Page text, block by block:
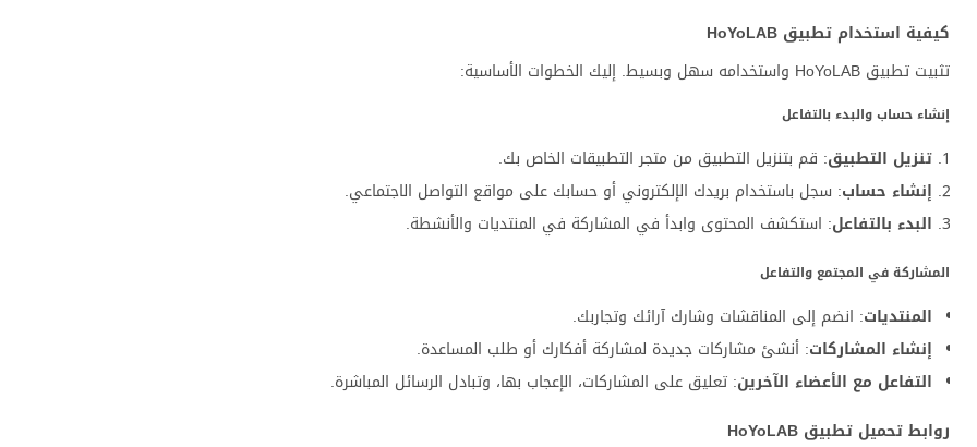
كيفية استخدام تطبيق HoYoLAB
تثبيت تطبيق HoYoLAB واستخدامه سهل وبسيط. إليك الخطوات الأساسية:
إنشاء حساب والبدء بالتفاعل
تنزيل التطبيق: قم بتنزيل التطبيق من متجر التطبيقات الخاص بك.
إنشاء حساب: سجل باستخدام بريدك الإلكتروني أو حسابك على مواقع التواصل الاجتماعي.
البدء بالتفاعل: استكشف المحتوى وابدأ في المشاركة في المنتديات والأنشطة.
المشاركة في المجتمع والتفاعل
المنتديات: انضم إلى المناقشات وشارك آرائك وتجاربك.
إنشاء المشاركات: أنشئ مشاركات جديدة لمشاركة أفكارك أو طلب المساعدة.
التفاعل مع الأعضاء الآخرين: تعليق على المشاركات، الإعجاب بها، وتبادل الرسائل المباشرة.
روابط تحميل تطبيق HoYoLAB